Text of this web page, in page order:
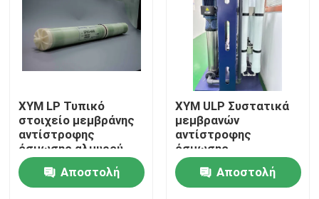
Βίντεο
Σχετικά με εμάς
Γύρος εργοστασίων
Ποιοτικός έλεγχος
XYM LP Τυπικό
στοιχείο μεμβράνης
αντίστροφης
όσμωσης αλμυρού
νερού
Αποστολή
XYM ULP Συστατικά
μεμβρανών
αντίστροφης
όσμωσης
αφαλάτωσης
χαμηλής πίεσης
Αποστολή